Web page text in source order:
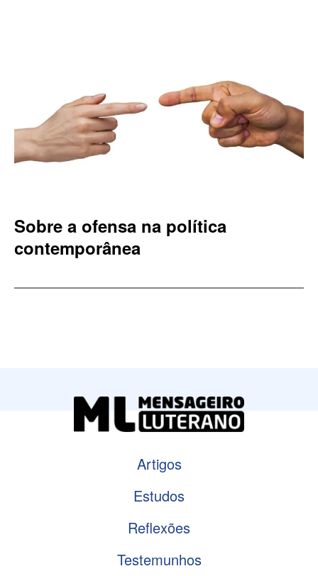
Sobre a ofensa na política
contemporânea
Artigos
Estudos
Reflexões
Testemunhos